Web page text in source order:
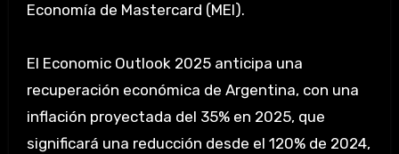
Economía de Mastercard (MEI).
El Economic Outlook 2025 anticipa una
recuperación económica de Argentina, con una
inflación proyectada del 35% en 2025, que
significará una reducción desde el 120% de 2024,